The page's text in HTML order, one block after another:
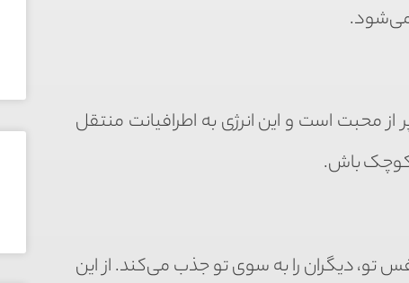
می‌شود.
محبت است و این انرژی به اطرافیانت منتقل
کوچک باش.
تو، دیگران را به سوی تو جذب می‌کند. از این